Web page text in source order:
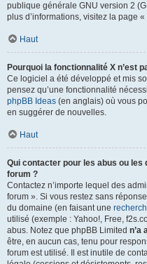
publique générale GNU version 2
plus d’informations, visitez la page «
Haut
Pourquoi la fonctionnalité X n’est
Ce logiciel a été développé et mis
pensez qu’une fonctionnalité
phpBB Ideas (en anglais) où vous
en suggérer de nouvelles.
Haut
Qui contacter pour les abus ou
forum ?
Contactez n’importe lequel des
forum ». Si vous restez sans
du domaine (en faisant une
utilisé (exemple : Yahoo!, Free,
abus. Notez que phpBB Limited n’a
être, en aucun cas, tenu pour
forum est utilisé. Il est inutile de